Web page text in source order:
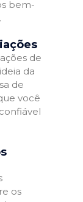
bem-
de
da
de
você
os